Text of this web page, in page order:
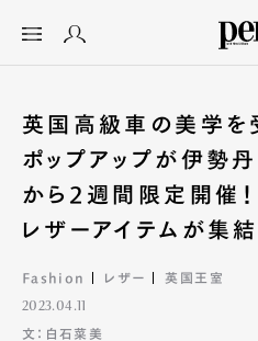
英国高級車の美学を
のポップアップが
19日から2週間限定
作までレザーアイテ
Fashion レザー 英国王室
2023.04.11
文：白石菜美